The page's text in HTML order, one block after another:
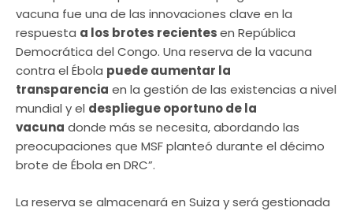
vacuna fue una de las innovaciones clave en la
respuesta a los brotes recientesen República
Democrática del Congo. Una reserva de la vacuna
contra el Ébola puede aumentar la
transparencia en la gestión de las existencias a nivel
mundial y el despliegue oportuno de la
vacuna donde más se necesita, abordando las
preocupaciones que MSF planteó durante el décimo
brote de Ébola en DRC”.
La reserva se almacenará en Suiza y será gestionada